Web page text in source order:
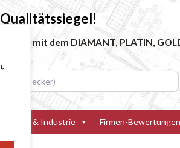
die mit dem DIAMANT, PLATIN,
& Industrie Firmen-Bewertungen